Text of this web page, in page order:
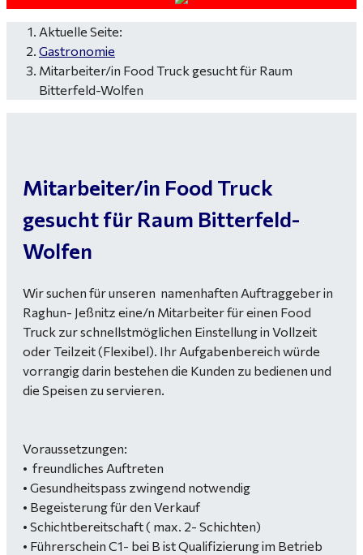
Aktuelle Seite:
Gastronomie
Mitarbeiter/in Food Truck gesucht für Raum
Bitterfeld-Wolfen
Mitarbeiter/in Food Truck
gesucht für Raum Bitterfeld-
Wolfen
Wir suchen für unseren namenhaften Auftraggeber in
Raghun- Jeßnitz eine/n Mitarbeiter für einen Food
Truck zur schnellstmöglichen Einstellung in Vollzeit
oder Teilzeit (Flexibel). Ihr Aufgabenbereich würde
vorrangig darin bestehen die Kunden zu bedienen und
die Speisen zu servieren.
Voraussetzungen:
• freundliches Auftreten
• Gesundheitspass zwingend notwendig
• Begeisterung für den Verkauf
• Schichtbereitschaft ( max. 2- Schichten)
• Führerschein C1- bei B ist Qualifizierung im Betrieb